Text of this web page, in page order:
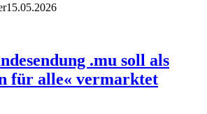
15.05.2026
.mu soll als
für alle« vermarktet